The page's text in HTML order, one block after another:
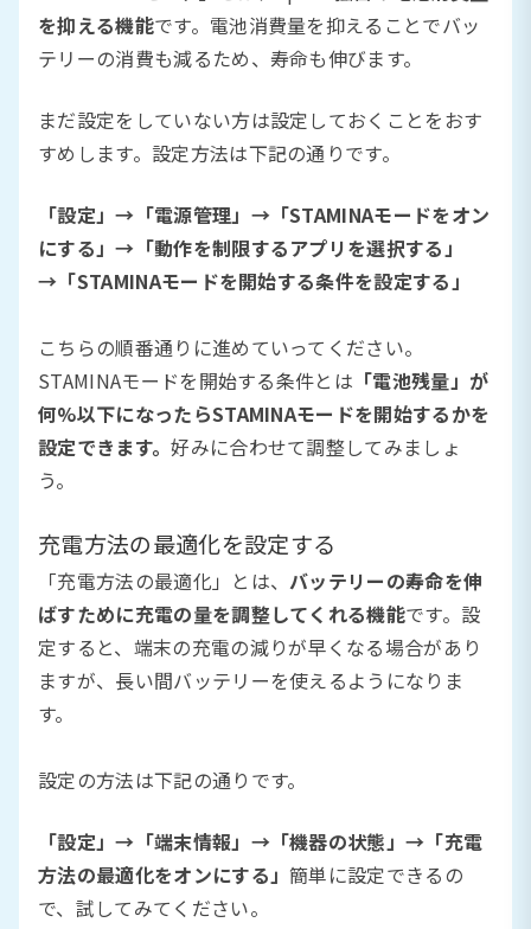
を抑える機能です。電池消費量を抑えることでバッ
テリーの消費も減るため、寿命も伸びます。
まだ設定をしていない方は設定しておくことをおす
すめします。設定方法は下記の通りです。
「設定」→「電源管理」→「STAMINAモードをオン
にする」→「動作を制限するアプリを選択する」
→「STAMINAモードを開始する条件を設定する」
こちらの順番通りに進めていってください。
STAMINAモードを開始する条件とは 「電池残量」が
何%以下になったらSTAMINAモードを開始するかを
設定できます。好みに合わせて調整してみましょ
う。
充電方法の最適化を設定する
「充電方法の最適化」とは、バッテリーの寿命を伸
ばすために充電の量を調整してくれる機能です。設
定すると、端末の充電の減りが早くなる場合があり
ますが、長い間バッテリーを使えるようになりま
す。
設定の方法は下記の通りです。
「設定」→「端末情報」→「機器の状態」→「充電
方法の最適化をオンにする」 簡単に設定できるの
で、試してみてください。